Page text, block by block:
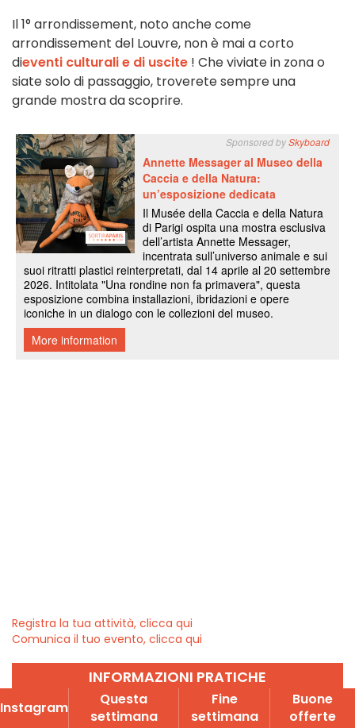
Il 1° arrondissement, noto anche come
arrondissement del Louvre, non è mai a corto
dieventi culturali e di uscite ! Che viviate in zona o
siate solo di passaggio, troverete sempre una
grande mostra da scoprire.
Registra la tua attività, clicca qui
Comunica il tuo evento, clicca qui
INFORMAZIONI PRATICHE
Instagram
Questa
settimana
Fine
settimana
Buone
offerte